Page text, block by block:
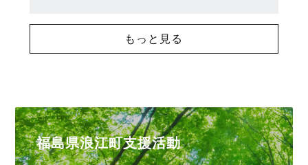
もっと見る
福島県浪江町支援活動